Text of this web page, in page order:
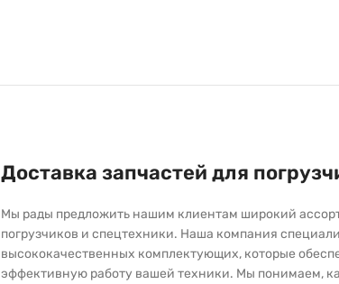
Доставка запчастей для
Мы рады предложить нашим клиентам широкий
погрузчиков и спецтехники. Наша компания
высококачественных комплектующих, которые
эффективную работу вашей техники. Мы понимаем,